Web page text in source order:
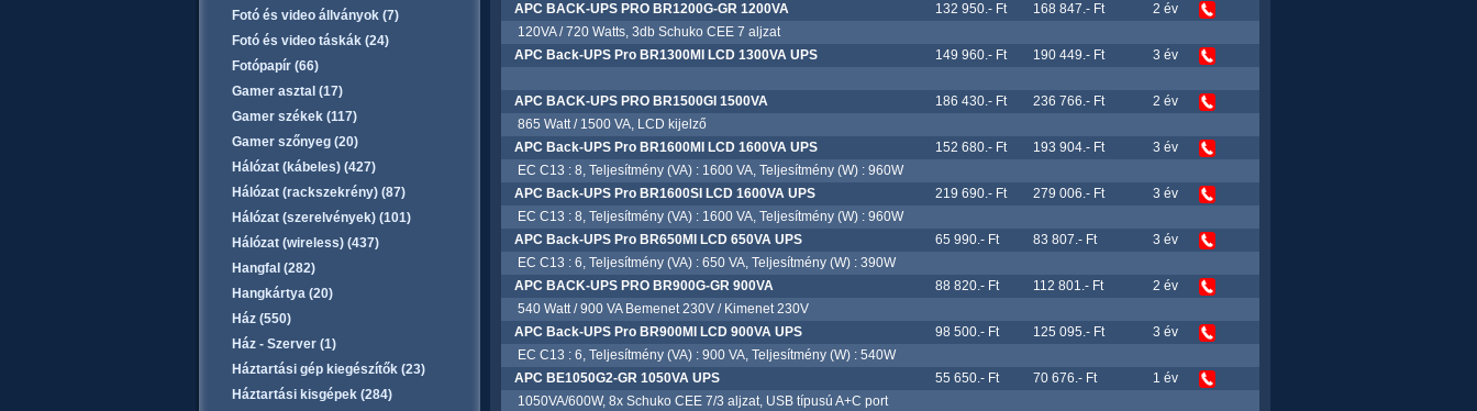
Fotó és video állványok (7)
Fotó és video táskák (24)
Fotópapír (66)
Gamer asztal (17)
Gamer székek (117)
Gamer szőnyeg (20)
Hálózat (kábeles) (427)
Hálózat (rackszekrény) (87)
Hálózat (szerelvények) (101)
Hálózat (wireless) (437)
Hangfal (282)
Hangkártya (20)
Ház (550)
Ház - Szerver (1)
Háztartási gép kiegészítők (23)
Háztartási kisgépek (284)
APC BACK-UPS PRO BR1200G-GR 1200VA
132 950.- Ft 168 847.- Ft
2 év
120VA / 720 Watts, 3db Schuko CEE 7 aljzat
APC Back-UPS Pro BR1300MI LCD 1300VA UPS
149 960.- Ft 190 449.- Ft 3 év
APC BACK-UPS PRO BR1500GI 1500VA 186 430.- Ft 236 766.- Ft
2 év
865 Watt / 1500 VA, LCD kijelző
APC Back-UPS Pro BR1600MI LCD 1600VA UPS
152 680.- Ft 193 904.- Ft
3 év
EC C13 : 8, Teljesítmény (VA) : 1600 VA, Teljesítmény (W) : 960W
APC Back-UPS Pro BR1600SI LCD 1600VA UPS
219 690.- Ft 279 006.- Ft
3 év
EC C13 : 8, Teljesítmény (VA) : 1600 VA, Teljesítmény (W) : 960W
APC Back-UPS Pro BR650MI LCD 650VA UPS
65 990.- Ft 83 807.- Ft
3 év
EC C13 : 6, Teljesítmény (VA) : 650 VA, Teljesítmény (W) : 390W
APC BACK-UPS PRO BR900G-GR 900VA
88 820.- Ft 112 801.- Ft
2 év
540 Watt / 900 VA Bemenet 230V / Kimenet 230V
APC Back-UPS Pro BR900MI LCD 900VA UPS
98 500.- Ft 125 095.- Ft
3 év
EC C13 : 6, Teljesítmény (VA) : 900 VA, Teljesítmény (W) : 540W
APC BE1050G2-GR 1050VA UPS
55 650.- Ft 70 676.- Ft
1 év
1050VA/600W, 8x Schuko CEE 7/3 aljzat, USB típusú A+C port